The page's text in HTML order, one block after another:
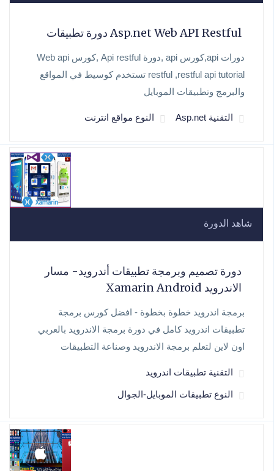
Asp.net Web API Restful دورة تطبيقات
دورات api,كورس api ,دورة Api restful ,كورس Web api
restful ,restful api tutorial تستخدم كوسيط في المواقع
والبرمج وتطبيقات الموبايل
التقنية Asp.net النوع مواقع انترنت
شاهد الدورة
دورة تصميم وبرمجة تطبيقات أندرويد- مسار
الاندرويد Xamarin Android
برمجة اندرويد خطوة بخطوة - افضل كورس برمجة
تطبيقات اندرويد كامل في دورة برمجة الاندرويد بالعربي
اون لاين لتعلم برمجة الاندرويد وصناعة التطبيقات
التقنية تطبيقات اندرويد
النوع تطبيقات الموبايل-الجوال